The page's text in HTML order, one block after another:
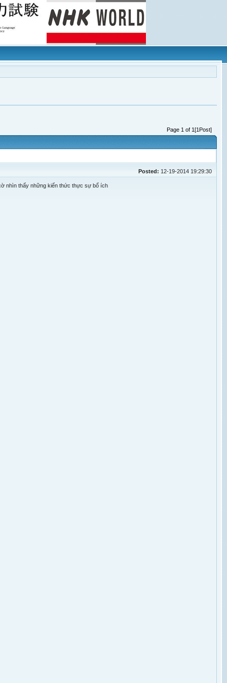
Page 1 of 1[1Post]
Posted: 12-19-2014 19:29:30
nhìn thấy những kiến thức thực sự bổ ích